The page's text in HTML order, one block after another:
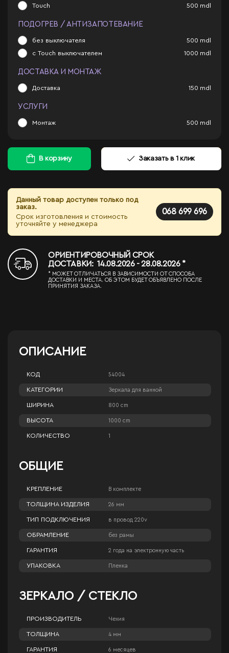
Touch 500 mdl
ПОДОГРЕВ / АНТИЗАПОТЕВАНИЕ
без выключателя 500 mdl
с Touch выключателем 1000 mdl
ДОСТАВКА И МОНТАЖ
Доставка 150 mdl
УСЛУГИ
Монтаж 500 mdl
В корзину Заказать в 1 клик
Данный товар доступен только под
заказ.
Срок изготовления и стоимость
уточняйте у менеджера
068 699 696
ОРИЕНТИРОВОЧНЫЙ СРОК
ДОСТАВКИ: 14.08.2026 - 28.08.2026 *
* МОЖЕТ ОТЛИЧАТЬСЯ В ЗАВИСИМОСТИ ОТ СПОСОБА
ДОСТАВКИ И МЕСТА. ОБ ЭТОМ БУДЕТ ОБЪЯВЛЕНО ПОСЛЕ
ПРИНЯТИЯ ЗАКАЗА.
ОПИСАНИЕ
КОД 54004
КАТЕГОРИИ Зеркала для ванной
ШИРИНА 800 cm
ВЫСОТА 1000 cm
КОЛИЧЕСТВО 1
ОБЩИЕ
КРЕПЛЕНИЕ В комплекте
ТОЛЩИНА ИЗДЕЛИЯ 26 мм
ТИП ПОДКЛЮЧЕНИЯ в провод 220v
ОБРАМЛЕНИЕ без рамы
ГАРАНТИЯ 2 года на электронную часть
УПАКОВКА Пленка
ЗЕРКАЛО / СТЕКЛО
ПРОИЗВОДИТЕЛЬ Чехия
ТОЛЩИНА 4 мм
ГАРАНТИЯ 6 месяцев